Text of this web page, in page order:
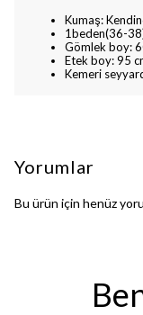
Kumaş:
1beden(36-
Gömlek boy:
Etek boy: 95
Kemeri
Yorumlar
Bu ürün için henüz